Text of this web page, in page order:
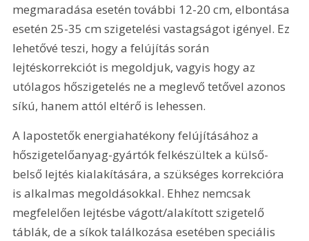
megmaradása esetén további 12-20 cm, elbontása
esetén 25-35 cm szigetelési vastagságot igényel. Ez
lehetővé teszi, hogy a felújítás során
lejtéskorrekciót is megoldjuk, vagyis hogy az
utólagos hőszigetelés ne a meglevő tetővel azonos
síkú, hanem attól eltérő is lehessen.
A lapostetők energiahatékony felújításához a
hőszigetelőanyag-gyártók felkészültek a külső-
belső lejtés kialakítására, a szükséges korrekcióra
is alkalmas megoldásokkal. Ehhez nemcsak
megfelelően lejtésbe vágott/alakított szigetelő
táblák, de a síkok találkozása esetében speciális